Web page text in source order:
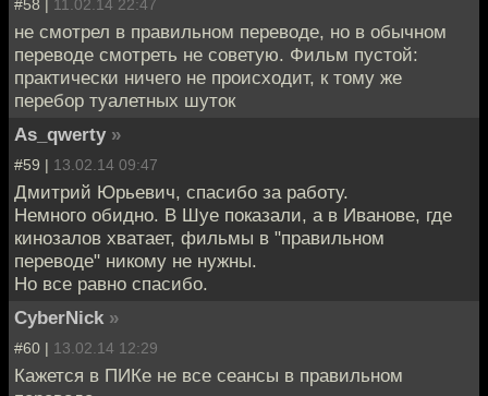
#58 | 11.02.14 22:47
не смотрел в правильном переводе, но в обычном
переводе смотреть не советую. Фильм пустой:
практически ничего не происходит, к тому же
перебор туалетных шуток
As_qwerty »
#59 | 13.02.14 09:47
Дмитрий Юрьевич, спасибо за работу.
Немного обидно. В Шуе показали, а в Иванове, где
кинозалов хватает, фильмы в "правильном
переводе" никому не нужны.
Но все равно спасибо.
CyberNick »
#60 | 13.02.14 12:29
Кажется в ПИКе не все сеансы в правильном